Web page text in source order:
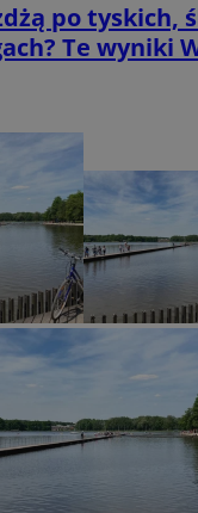
po tyskich,
Te wyniki